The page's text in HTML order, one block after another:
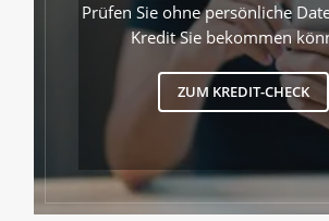
Prüfen Sie ohne persönliche
Kredit Sie bekommen
ZUM KREDIT-CHECK